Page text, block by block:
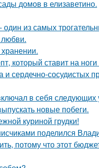
домов в елизаветино.
из самых
любви.
который ставит на ноги
и сердечно-сосудистых
в себя следующих
новые побеги.
куриной грудки!
поделился
потому что этот